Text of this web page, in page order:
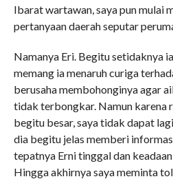
Ibarat wartawan, saya pun mulai
pertanyaan daerah seputar
Namanya Eri. Begitu setidaknya
memang ia menaruh curiga
berusaha membohonginya agar
tidak terbongkar. Namun karena
begitu besar, saya tidak dapat
dia begitu jelas memberi
tepatnya Erni tinggal dan
Hingga akhirnya saya meminta